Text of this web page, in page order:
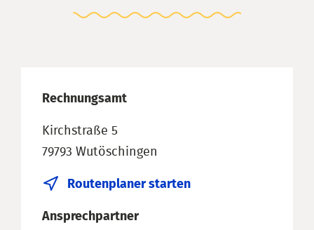
Rechnungsamt
Kirchstraße 5
79793 Wutöschingen
Routenplaner starten
Ansprechpartner